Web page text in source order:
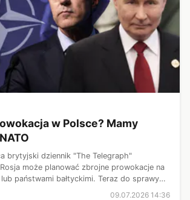
w Polsce? Mamy
brytyjski dziennik "The Telegraph"
może planować zbrojne prowokacje na
państwami bałtyckimi. Teraz do sprawy
09.07.2026 14:36